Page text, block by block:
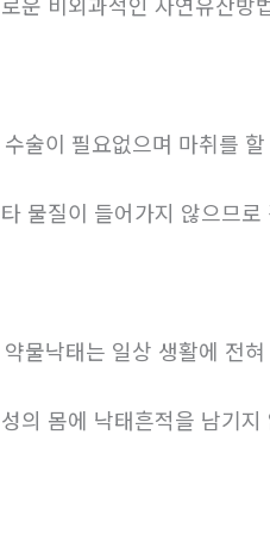
술이 필요없으며 마취를
물질이 들어가지 않으므
물낙태는 일상 생활에 전
의 몸에 낙태흔적을 남기지